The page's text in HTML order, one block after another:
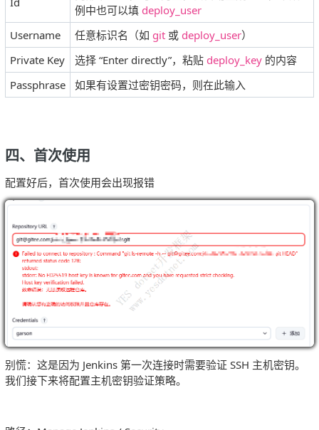
例中也可以填 deploy_user
Username
任意标识名（如 git 或 deploy_user）
Private Key
选择 “Enter directly”，粘贴 deploy_key 的内容
Passphrase
如果有设置过密钥密码，则在此输入
四、首次使用
配置好后，首次使用会出现报错
别慌：这是因为 Jenkins 第一次连接时需要验证 SSH 主机密钥。
我们接下来将配置主机密钥验证策略。